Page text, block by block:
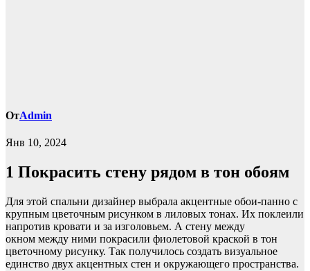
ОтAdmin
Янв 10, 2024
1 Покрасить стену рядом в тон обоям
Для этой спальни дизайнер выбрала акцентные обои-панно с
крупным цветочным рисунком в лиловых тонах. Их поклеили
напротив кровати и за изголовьем. А стену между
окном между ними покрасили фиолетовой краской в тон
цветочному рисунку. Так получилось создать визуальное
единство двух акцентных стен и окружающего пространства.